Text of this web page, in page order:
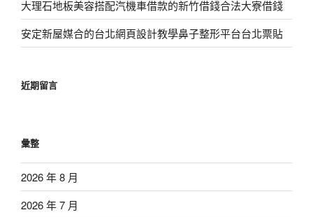
大理石地板美容搭配汽機車借款的新竹借錢合法大寮借錢
安定新屋媒合的台北網頁設計教學鼻子整形平台台北票貼
近期留言
彙整
2026 年 8 月
2026 年 7 月